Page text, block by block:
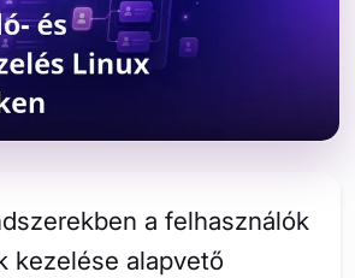
a felhasználók
kezelése alapvető